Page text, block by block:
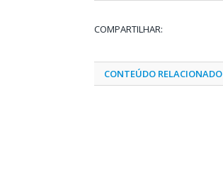
COMPARTILHAR:
CONTEÚDO RELACIONADO